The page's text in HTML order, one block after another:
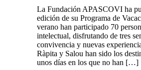
La Fundación APASCOVI ha
edición de su Programa de
verano han participado 70
intelectual, disfrutando de tres
convivencia y nuevas
Ràpita y Salou han sido los
unos días en los que no han […]